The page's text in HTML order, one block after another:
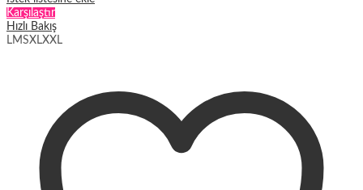
Karşılaştır
Hızlı Bakış
LMSXLXXL